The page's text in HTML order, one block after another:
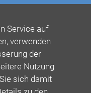
Service auf
verwenden
der
Nutzung
sich damit